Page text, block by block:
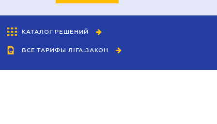
КАТАЛОГ РЕШЕНИЙ
ВСЕ ТАРИФЫ ЛІГА:ЗАКОН